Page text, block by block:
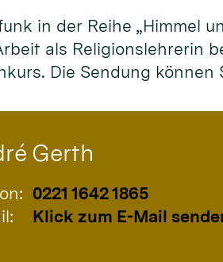
in der Reihe „Himmel
als Religionslehrerin
Die Sendung können
Gerth
0221 1642 1865
Klick zum E-Mail